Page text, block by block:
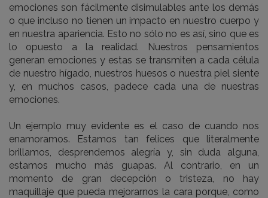
emociones son fácilmente disimulables ante los demás
o que incluso no tienen un impacto en nuestro cuerpo y
en nuestra apariencia. Esto no sólo no es así, sino que es
lo opuesto a la realidad. Nuestros pensamientos
generan emociones y estas se transmiten a cada célula
de nuestro hígado, nuestros huesos o nuestra piel siente
y, en muchos casos, padece cada una de nuestras
emociones.
Un ejemplo muy evidente es el caso de cuando nos
enamoramos. Estamos tan felices que literalmente
brillamos, desprendemos alegría y, sin duda alguna,
estamos mucho más guapas. Al contrario, en un
momento de gran decepción o tristeza, no hay
maquillaje que pueda mejorarnos la cara porque, como